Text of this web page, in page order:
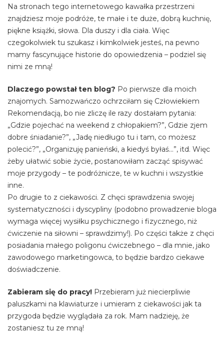
Na stronach tego internetowego kawałka przestrzeni
znajdziesz moje podróże, te małe i te duże, dobrą kuchnię,
piękne książki, słowa. Dla duszy i dla ciała. Więc
czegokolwiek tu szukasz i kimkolwiek jesteś, na pewno
mamy fascynujące historie do opowiedzenia – podziel się
nimi ze mną!
Dlaczego powstał ten blog? Po pierwsze dla moich
znajomych. Samozwańczo ochrzciłam się Człowiekiem
Rekomendacją, bo nie zliczę ile razy dostałam pytania:
„Gdzie pojechać na weekend z chłopakiem?”, Gdzie zjem
dobre śniadanie?”, „Jadę niedługo tu i tam, co możesz
polecić?”, „Organizuję panieński, a kiedyś byłaś…”, itd. Więc
żeby ułatwić sobie życie, postanowiłam zacząć spisywać
moje przygody – te podróżnicze, te w kuchni i wszystkie
inne.
Po drugie to z ciekawości. Z chęci sprawdzenia swojej
systematyczności i dyscypliny (podobno prowadzenie bloga
wymaga więcej wysiłku psychicznego i fizycznego, niż
ćwiczenie na siłowni – sprawdzimy!). Po części także z chęci
posiadania małego poligonu ćwiczebnego – dla mnie, jako
zawodowego marketingowca, to będzie bardzo ciekawe
doświadczenie.
Zabieram się do pracy! Przebieram już niecierpliwie
paluszkami na klawiaturze i umieram z ciekawości jak ta
przygoda będzie wyglądała za rok. Mam nadzieję, że
zostaniesz tu ze mną!